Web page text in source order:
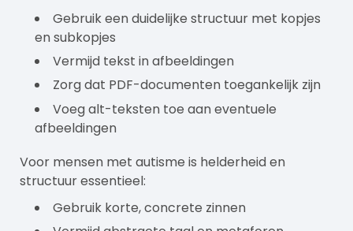
Gebruik een duidelijke structuur met kopjes
en subkopjes
Vermijd tekst in afbeeldingen
Zorg dat PDF-documenten toegankelijk zijn
Voeg alt-teksten toe aan eventuele
afbeeldingen
Voor mensen met autisme is helderheid en
structuur essentieel:
Gebruik korte, concrete zinnen